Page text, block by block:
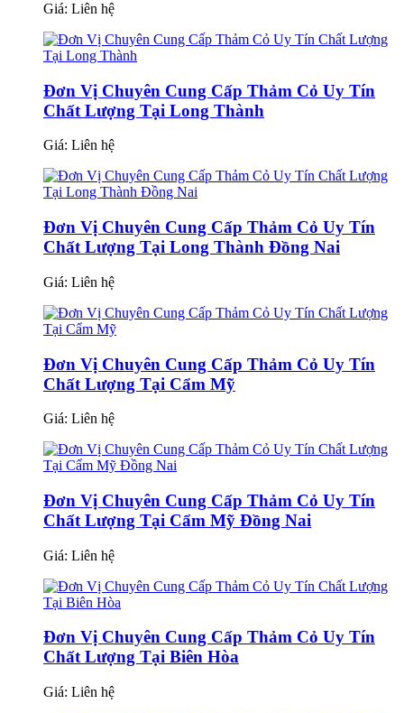
Giá: Liên hệ
Đơn Vị Chuyên Cung Cấp Thảm Cỏ Uy Tín
Chất Lượng Tại Long Thành
Giá: Liên hệ
Đơn Vị Chuyên Cung Cấp Thảm Cỏ Uy Tín
Chất Lượng Tại Long Thành Đồng Nai
Giá: Liên hệ
Đơn Vị Chuyên Cung Cấp Thảm Cỏ Uy Tín
Chất Lượng Tại Cẩm Mỹ
Giá: Liên hệ
Đơn Vị Chuyên Cung Cấp Thảm Cỏ Uy Tín
Chất Lượng Tại Cẩm Mỹ Đồng Nai
Giá: Liên hệ
Đơn Vị Chuyên Cung Cấp Thảm Cỏ Uy Tín
Chất Lượng Tại Biên Hòa
Giá: Liên hệ